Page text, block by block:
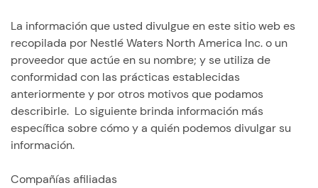
La información que usted divulgue en este sitio web es
recopilada por Nestlé Waters North America Inc. o un
proveedor que actúe en su nombre; y se utiliza de
conformidad con las prácticas establecidas
anteriormente y por otros motivos que podamos
describirle. Lo siguiente brinda información más
específica sobre cómo y a quién podemos divulgar su
información.
Compañías afiliadas